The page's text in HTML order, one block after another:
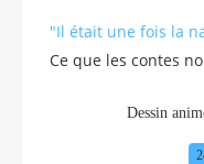
"Il était une fois la
Ce que les contes
Dessin